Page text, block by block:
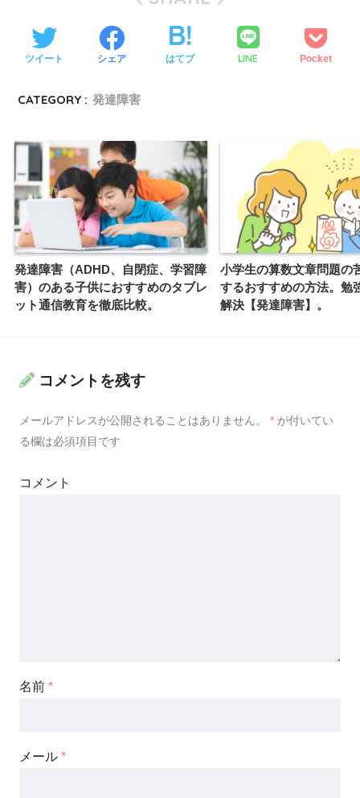
ツイート シェア はてブ LINE Pocket
CATEGORY : 発達障害
発達障害（ADHD、自閉症、学習障
害）のある子供におすすめのタブレ
ット通信教育を徹底比較。
小学生の算数文章問題の
するおすすめの方法。勉
解決【発達障害】。
コメントを残す
メールアドレスが公開されることはありません。 * が付いてい
る欄は必須項目です
コメント
名前 *
メール *